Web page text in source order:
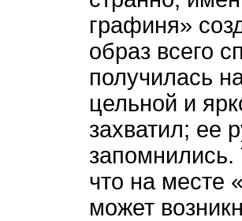
графиня»
образ всего
получилась
цельной и
захватил; ее
запомнились.
что на месте
может